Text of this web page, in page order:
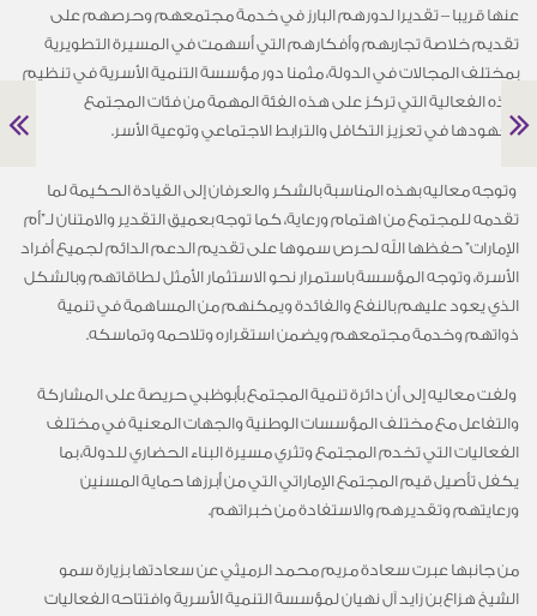
عنها قريبا – تقديرا لدورهم البارز في خدمة مجتمعهم وحرصهم على
تقديم خلاصة تجاربهم وأفكارهم التي أسهمت في المسيرة التطويرية
بمختلف المجالات في الدولة، مثمنا دور مؤسسة التنمية الأسرية في تنظيم
هذه الفعالية التي تركز على هذه الفئة المهمة من فئات المجتمع
وجهودها في تعزيز التكافل والترابط الاجتماعي وتوعية الأسر.
‎ وتوجه معاليه بهذه المناسبة بالشكر والعرفان إلى القيادة الحكيمة لما
تقدمه للمجتمع من اهتمام ورعاية، كما توجه بعميق التقدير والامتنان لـ”أم
الإمارات” حفظها الله لحرص سموها على تقديم الدعم الدائم لجميع أفراد
الأسرة، وتوجه المؤسسة باستمرار نحو الاستثمار الأمثل لطاقاتهم وبالشكل
الذي يعود عليهم بالنفع والفائدة ويمكنهم من المساهمة في تنمية
ذواتهم وخدمة مجتمعهم ويضمن استقراره وتلاحمه وتماسكه.
‎ ولفت معاليه إلى أن دائرة تنمية المجتمع بأبوظبي حريصة على المشاركة
والتفاعل مع مختلف المؤسسات الوطنية والجهات المعنية في مختلف
الفعاليات التي تخدم المجتمع وتثري مسيرة البناء الحضاري للدولة، بما
يكفل تأصيل قيم المجتمع الإماراتي التي من أبرزها حماية المسنين
ورعايتهم وتقديرهم والاستفادة من خبراتهم.
‎من جانبها عبرت سعادة مريم محمد الرميثي عن سعادتها بزيارة سمو
الشيخ هزاع بن زايد آل نهيان لمؤسسة التنمية الأسرية وافتتاحه الفعاليات